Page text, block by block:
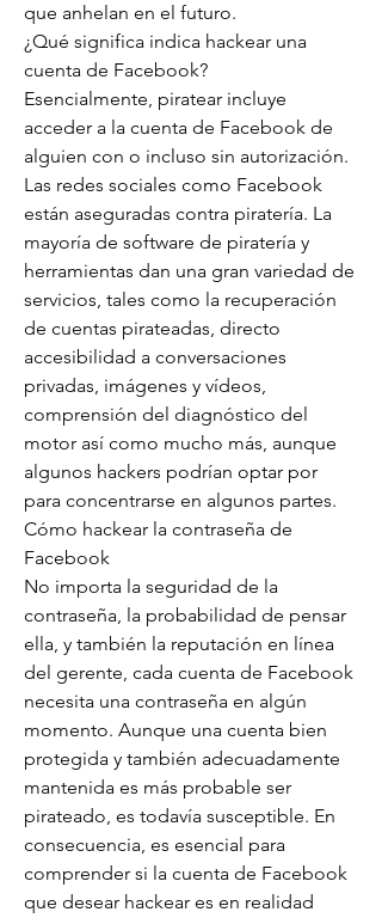
que anhelan en el futuro.
¿Qué significa indica hackear una
cuenta de Facebook?
Esencialmente, piratear incluye
acceder a la cuenta de Facebook de
alguien con o incluso sin autorización.
Las redes sociales como Facebook
están aseguradas contra piratería. La
mayoría de software de piratería y
herramientas dan una gran variedad de
servicios, tales como la recuperación
de cuentas pirateadas, directo
accesibilidad a conversaciones
privadas, imágenes y vídeos,
comprensión del diagnóstico del
motor así como mucho más, aunque
algunos hackers podrían optar por
para concentrarse en algunos partes.
Cómo hackear la contraseña de
Facebook
No importa la seguridad de la
contraseña, la probabilidad de pensar
ella, y también la reputación en línea
del gerente, cada cuenta de Facebook
necesita una contraseña en algún
momento. Aunque una cuenta bien
protegida y también adecuadamente
mantenida es más probable ser
pirateado, es todavía susceptible. En
consecuencia, es esencial para
comprender si la cuenta de Facebook
que desear hackear es en realidad